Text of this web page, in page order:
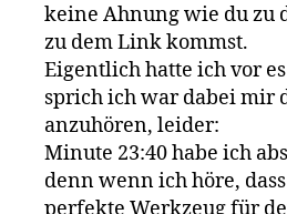
keine Ahnung wie du zu
zu dem Link kommst.
Eigentlich hatte ich vor
sprich ich war dabei mir
anzuhören, leider:
Minute 23:40 habe ich
denn wenn ich höre,
perfekte Werkzeug für